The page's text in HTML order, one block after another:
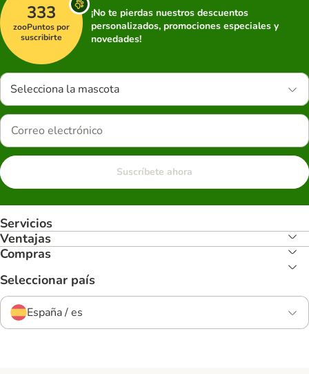
333
zooPuntos por
suscribirte
¡No te pierdas nuestros descuentos
personalizados, promociones especiales y
novedades!
Selecciona la mascota
Suscríbete ahora
Servicios
Ventajas
Compras
Seleccionar país
España / es